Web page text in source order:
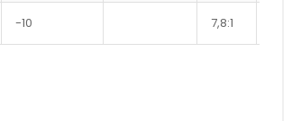
-10 7,8:1